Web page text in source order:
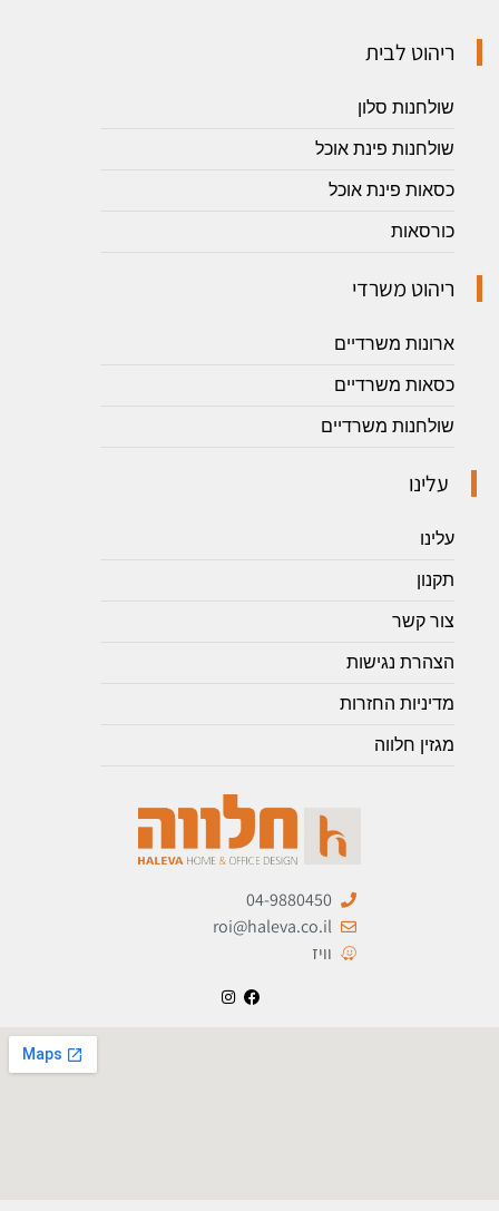
ריהוט לבית
שולחנות סלון
שולחנות פינת אוכל
כסאות פינת אוכל
כורסאות
ריהוט משרדי
ארונות משרדיים
כסאות משרדיים
שולחנות משרדיים
עלינו
עלינו
תקנון
צור קשר
הצהרת נגישות
מדיניות החזרות
מגזין חלווה
04-9880450
roi@haleva.co.il
וויז